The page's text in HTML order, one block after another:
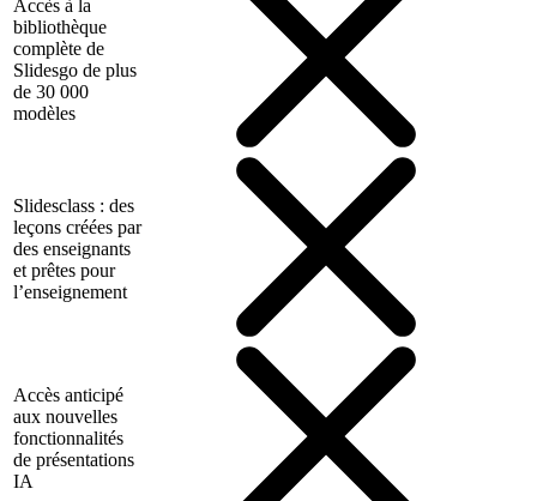
Accès à la
bibliothèque
complète de
Slidesgo de plus
de 30 000
modèles
Slidesclass : des
leçons créées par
des enseignants
et prêtes pour
l’enseignement
Accès anticipé
aux nouvelles
fonctionnalités
de présentations
IA